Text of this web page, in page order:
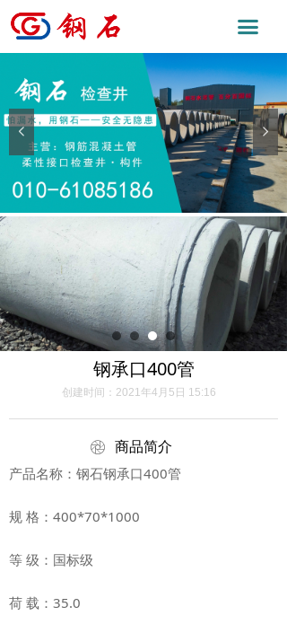
넳 넲
끀
钢承口400管
商品简介
创建时间： 2021年4月5日 15:16
产品名称：钢石钢承口400管
规 格：400*70*1000
等 级：国标级
荷 载：35.0
ꁵ